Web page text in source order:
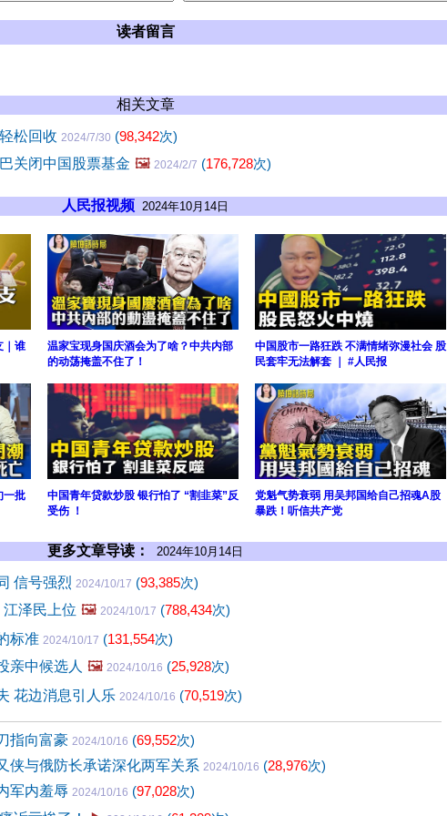
读者留言
相关文章
松回收 2024/7/30 (98,342次)
关闭中国股票基金 🖼️ 2024/2/7 (176,728次)
人民报视频 2024年10月14日
｜谁
温家宝现身国庆酒会为了啥？中共内部
的动荡掩盖不住了！
中国股市一路狂跌 不满情绪弥漫社会 股
民套牢无法解套 ｜ #人民报
一批
中国青年贷款炒股 银行怕了 “割韭菜”反
受伤 ！
党魁气势衰弱 用吴邦国给自己招魂A股
暴跌！听信共产党
更多文章导读： 2024年10月14日
信号强烈 2024/10/17 (93,385次)
泽民上位 🖼️ 2024/10/17 (788,434次)
标准 2024/10/17 (131,554次)
亲中候选人 🖼️ 2024/10/16 (25,928次)
花边消息引人乐 2024/10/16 (70,519次)
指向富豪 2024/10/16 (69,552次)
侠与俄防长承诺深化两军关系 2024/10/16 (28,976次)
军内羞辱 2024/10/16 (97,028次)